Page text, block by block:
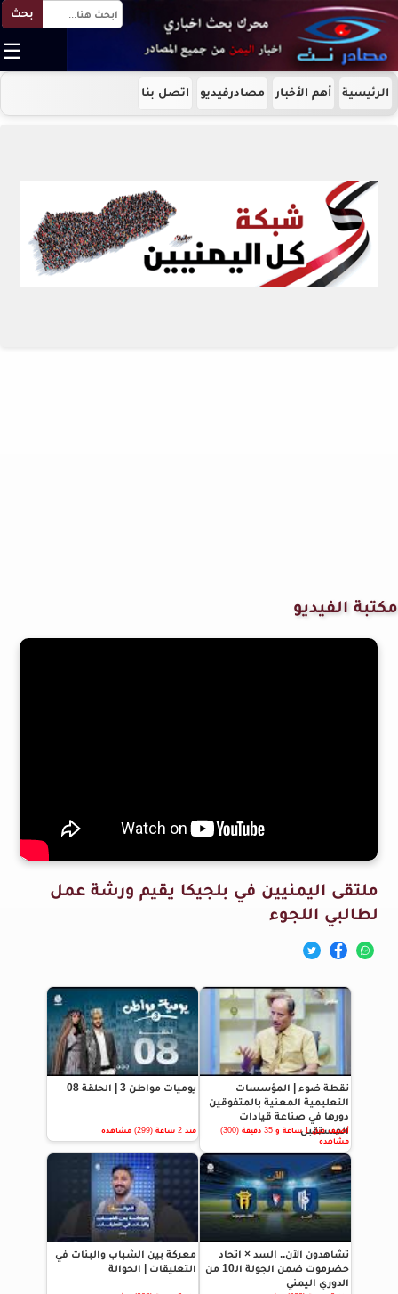
بحث
☰
الرئيسية أهم الأخبار مصادرفيديو اتصل بنا
مكتبة الفيديو
ملتقى اليمنيين في بلجيكا يقيم ورشة عمل
لطالبي اللجوء
نقطة ضوء | المؤسسات
التعليمية المعنية بالمتفوقين
دورها في صناعة قيادات
المستقبل
أضيف قبل 1 ساعة و 35 دقيقة (300)
مشاهده
يوميات مواطن 3 | الحلقة 08
منذ 2 ساعة (299) مشاهده
تشاهدون الآن.. السد × اتحاد
حضرموت ضمن الجولة الـ10 من
الدوري اليمني
معركة بين الشباب والبنات في
التعليقات | الحوالة